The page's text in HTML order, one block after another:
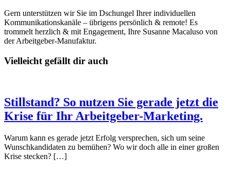
Gern unterstützen wir Sie im Dschungel Ihrer individuellen
Kommunikationskanäle – übrigens persönlich & remote! Es
trommelt herzlich & mit Engagement, Ihre Susanne Macaluso von
der Arbeitgeber-Manufaktur.
Vielleicht gefällt dir auch
Stillstand? So nutzen Sie gerade jetzt die
Krise für Ihr Arbeitgeber-Marketing.
Warum kann es gerade jetzt Erfolg versprechen, sich um seine
Wunschkandidaten zu bemühen? Wo wir doch alle in einer großen
Krise stecken? […]